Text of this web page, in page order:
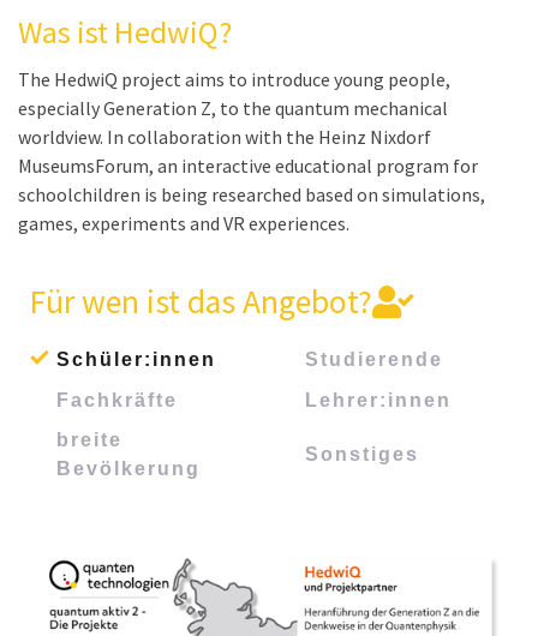
HedwiQ
The HedwiQ project aims to introduce young people,
especially Generation Z, to the quantum mechanical
worldview. In collaboration with the Heinz Nixdorf
MuseumsForum, an interactive educational program for
schoolchildren is being researched based on simulations,
games, experiments and VR experiences.
Für wen ist das Angebot?
Schüler:innen
Studierende
Fachkräfte
Lehrer:innen
breite
Bevölkerung
Sonstiges